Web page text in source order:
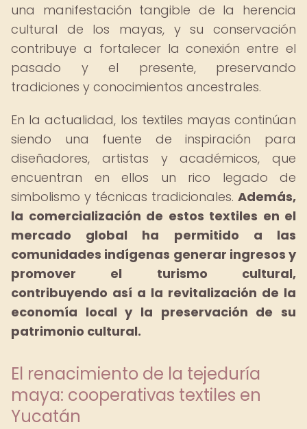
una manifestación tangible de la herencia
cultural de los mayas, y su conservación
contribuye a fortalecer la conexión entre el
pasado y el presente, preservando
tradiciones y conocimientos ancestrales.
En la actualidad, los textiles mayas continúan
siendo una fuente de inspiración para
diseñadores, artistas y académicos, que
encuentran en ellos un rico legado de
simbolismo y técnicas tradicionales. Además,
la comercialización de estos textiles en el
mercado global ha permitido a las
comunidades indígenas generar ingresos y
promover el turismo cultural,
contribuyendo así a la revitalización de la
economía local y la preservación de su
patrimonio cultural.
El renacimiento de la tejeduría
maya: cooperativas textiles en
Yucatán